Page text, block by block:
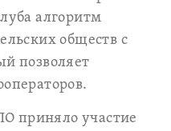
алгоритм
обществ с
позволяет
приняло участие